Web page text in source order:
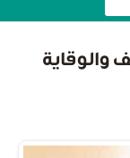
والوقاية